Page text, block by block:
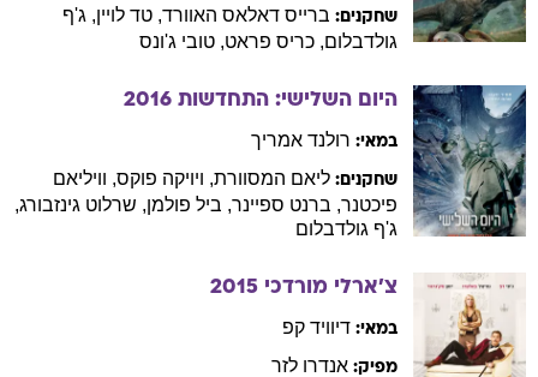
שחקנים: ברייס דאלאס האוורד, טד לויין, ג'ף
גולדבלום, כריס פראט, טובי ג'ונס
היום השלישי: התחדשות 2016
במאי: רולנד אמריך
שחקנים: ליאם המסוורת, ויויקה פוקס, וויליאם
פיכטנר, ברנט ספיינר, ביל פולמן, שרלוט גינזבורג,
ג'ף גולדבלום
צ'ארלי מורדכי 2015
במאי: דיוויד קפ
מפיק: אנדרו לזר